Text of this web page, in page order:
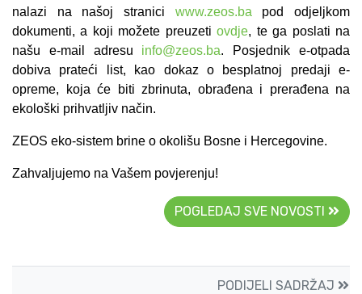
nalazi na našoj stranici www.zeos.ba pod odjeljkom
dokumenti, a koji možete preuzetiovdje, te ga poslati na
našu e-mail adresu info@zeos.ba. Posjednik e-otpada
dobiva prateći list, kao dokaz o besplatnoj predaji e-
opreme, koja će biti zbrinuta, obrađena i prerađena na
ekološki prihvatljiv način.
ZEOS eko-sistem brine o okolišu Bosne i Hercegovine.
Zahvaljujemo na Vašem povjerenju!
POGLEDAJ SVE NOVOSTI
PODIJELI SADRŽAJ